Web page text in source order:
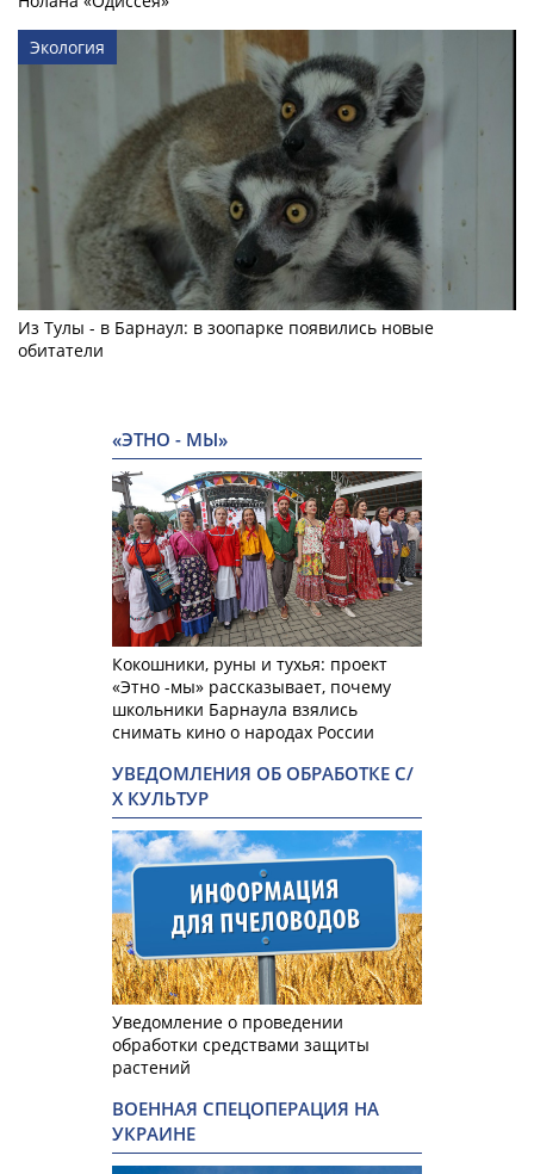
Экология
Из Тулы - в Барнаул: в зоопарке появились новые
обитатели
«ЭТНО - МЫ»
Кокошники, руны и тухья: проект
«Этно -мы» рассказывает, почему
школьники Барнаула взялись
снимать кино о народах России
УВЕДОМЛЕНИЯ ОБ ОБРАБОТКЕ С/
Х КУЛЬТУР
Уведомление о проведении
обработки средствами защиты
растений
ВОЕННАЯ СПЕЦОПЕРАЦИЯ НА
УКРАИНЕ